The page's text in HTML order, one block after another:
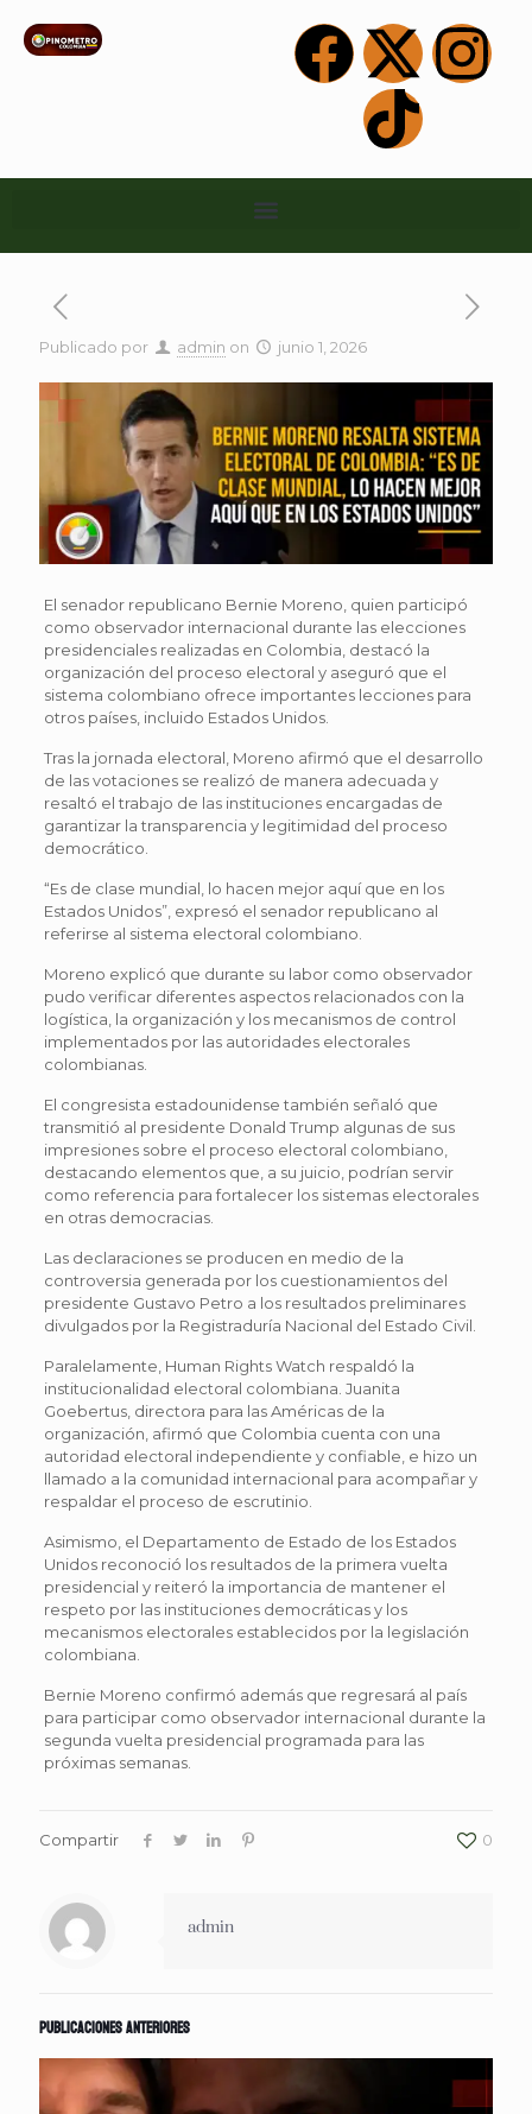
Publicado por admin on junio 1, 2026
El senador republicano Bernie Moreno, quien participó
como observador internacional durante las elecciones
presidenciales realizadas en Colombia, destacó la
organización del proceso electoral y aseguró que el
sistema colombiano ofrece importantes lecciones para
otros países, incluido Estados Unidos.
Tras la jornada electoral, Moreno afirmó que el desarrollo
de las votaciones se realizó de manera adecuada y
resaltó el trabajo de las instituciones encargadas de
garantizar la transparencia y legitimidad del proceso
democrático.
“Es de clase mundial, lo hacen mejor aquí que en los
Estados Unidos”, expresó el senador republicano al
referirse al sistema electoral colombiano.
Moreno explicó que durante su labor como observador
pudo verificar diferentes aspectos relacionados con la
logística, la organización y los mecanismos de control
implementados por las autoridades electorales
colombianas.
El congresista estadounidense también señaló que
transmitió al presidente Donald Trump algunas de sus
impresiones sobre el proceso electoral colombiano,
destacando elementos que, a su juicio, podrían servir
como referencia para fortalecer los sistemas electorales
en otras democracias.
Las declaraciones se producen en medio de la
controversia generada por los cuestionamientos del
presidente Gustavo Petro a los resultados preliminares
divulgados por la Registraduría Nacional del Estado Civil.
Paralelamente, Human Rights Watch respaldó la
institucionalidad electoral colombiana. Juanita
Goebertus, directora para las Américas de la
organización, afirmó que Colombia cuenta con una
autoridad electoral independiente y confiable, e hizo un
llamado a la comunidad internacional para acompañar y
respaldar el proceso de escrutinio.
Asimismo, el Departamento de Estado de los Estados
Unidos reconoció los resultados de la primera vuelta
presidencial y reiteró la importancia de mantener el
respeto por las instituciones democráticas y los
mecanismos electorales establecidos por la legislación
colombiana.
Bernie Moreno confirmó además que regresará al país
para participar como observador internacional durante la
segunda vuelta presidencial programada para las
próximas semanas.
Compartir 0
admin
Publicaciones anteriores